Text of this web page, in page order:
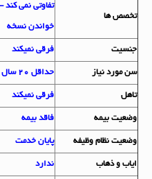
تخصص ها
تفاوتی نمی کند -
خواندن نسخه
جنسيت فرقی نمیکند
سن مورد نياز حداقل 20 سال
تاهل فرقی نمیکند
وضعيت بيمه فاقد بیمه
وضعيت نظام وظيفه پایان خدمت
اياب و ذهاب ندارد